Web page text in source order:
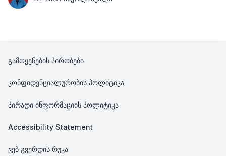
გამოყენების პირობები
კონფიდენციალურობის პოლიტიკა
პირადი ინფორმაციის პოლიტიკა
Accessibility Statement
ვებ გვერდის რუკა